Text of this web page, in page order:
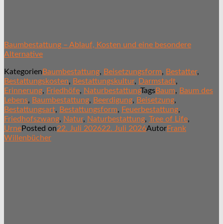
Baumbestattung – Ablauf, Kosten und eine besondere
Alternative
Kategorien Baumbestattung, Beisetzungsform, Bestatter,
Bestattungskosten, Bestattungskultur, Darmstadt,
Erinnerung, Friedhöfe, NaturbestattungTagsBaum, Baum des
Lebens, Baumbestattung, Beerdigung, Beisetzung,
Bestattungsart, Bestattungsform, Feuerbestattung,
Friedhofszwang, Natur, Naturbestattung, Tree of Life,
UrnePosted on22. Juli 202622. Juli 2026AutorFrank
Willenbücher